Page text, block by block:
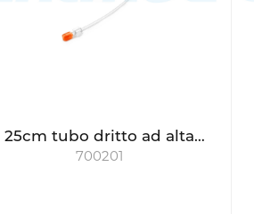
25cm tubo dritto ad alta
pressione
700201